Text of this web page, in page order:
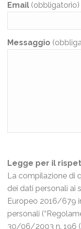
Email (obbligatorio)
Messaggio
Legge per il
La compilazione di
dei dati personali ai
Europeo 2016/679
personali
30/06/2003 n. 196